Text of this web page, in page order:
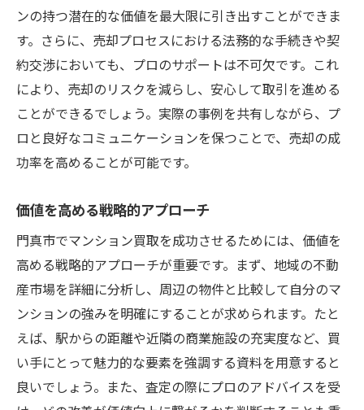
ンの持つ潜在的な価値を最大限に引き出すことができま
す。さらに、売却プロセスにおける法務的な手続きや契
約交渉においても、プロのサポートは不可欠です。これ
により、売却のリスクを減らし、安心して取引を進める
ことができるでしょう。実際の事例を共有しながら、プ
ロと良好なコミュニケーションを保つことで、売却の成
功率を高めることが可能です。
価値を高める戦略的アプローチ
門真市でマンション買取を成功させるためには、価値を
高める戦略的アプローチが重要です。まず、地域の不動
産市場を詳細に分析し、周辺の物件と比較して自分のマ
ンションの強みを明確にすることが求められます。たと
えば、駅からの距離や近隣の商業施設の充実度など、買
い手にとって魅力的な要素を強調する資料を用意すると
良いでしょう。また、査定の際にプロのアドバイスを受